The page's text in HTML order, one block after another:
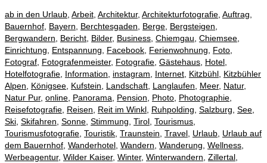
ab in den Urlaub Arbeit Architektur, Architekturfotografie Auftrag
Bauernhof Bayern Berchtesgaden Berge Bergsteigen
Bergwandern
Bericht Bilder, Business Chiemgau Chiemsee
Einrichtung
Entspannung Facebook Ferienwohnung Foto
Fotograf Fotografenmeister, Fotografie Gästehaus Hotel
Hotelfotografie Information instagram Internet Kitzbühl Kitzbühler
Alpen
Königsee Kufstein Landschaft Langlaufen Meer, Natur,
Natur Pur, online Panorama Pension Photo Photographie
Reisefotografie Reisen Reit im Winkl Ruhpolding Salzburg See
Ski Skifahren Sonne Stimmung Tirol Tourismus
Tourismusfotografie Touristik Traunstein Travel Urlaub Urlaub auf
dem Bauernhof Wanderhotel Wandern Wanderung Wellness
Werbeagentur, Wilder Kaiser, Winter, Winterwandern Zillertal